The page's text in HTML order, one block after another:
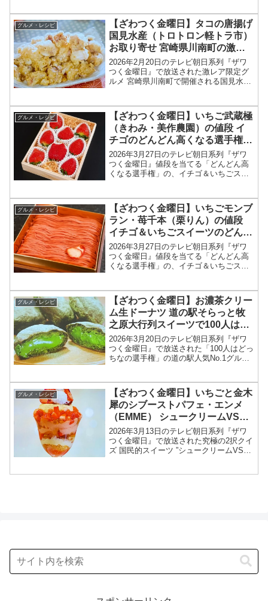
つく金曜日では「どんどん高くなる選手
権」と題して、冬に...
グルメ・レシピ
【ざわつく金曜日】タコの唐揚げ
国見水産（トロトロン軽トラ市）
お取り寄せ 宮崎県川南町の激レ
ア限定グルメお店情報2026年2月
20日
2026年2月20日のテレビ朝日系列『ザワ
つく金曜日』で放送された激レア限定グ
ルメ 宮崎県川南町で開催される国見水産
金曜日では、全国の激レア限定グル獲得
を目指して、高嶋...
グルメ・レシピ
【ざわつく金曜日】いちご武蔵極
（きわみ・美作農園）の値段 イ
チゴのどんどん高くなる選手権
2026年3月27日
2026年3月27日のテレビ朝日系列『ザワ
つく金曜日』値段を当てる「どんどん高
くなる選手権」の、イチゴ＆いちごスイ
ざわつく金曜日では「どんどん高くなる
選手権」と題して...
グルメ・レシピ
【ざわつく金曜日】いちごモンブ
ラン・苺千本（栗りん）の値段
イチゴ＆いちごスイーツのどんど
ん高くなる選手権2026年3月27日
2026年3月27日のテレビ朝日系列『ザワ
つく金曜日』値段を当てる「どんどん高
くなる選手権」の、イチゴ＆いちごスイ
つく金曜日では「どんどん高くなる選手
権」と題して、イチ...
グルメ・レシピ
【ざわつく金曜日】お濃茶クリー
ム生ドーナツ 道の駅そらっと牧
之原大行列スイーツで100人はど
っちなの選手権2026年3月20日
2026年3月20日のテレビ朝日系列『ザワ
つく金曜日』で放送された「100人はどっ
ちなの選手権」の道の駅人気No.1グルメ
ー情報、結果を紹介します！今回のざわ
つく...
グルメ・レシピ
【ざわつく金曜日】いちごと金木
犀のシブーストパフェ・エンメ
（EMME） シュークリームVSい
ちごパフェ究極の2択結果2026年
3月13日
2026年3月13日のテレビ朝日系列『ザワ
つく金曜日』で放送された究極の2択クイ
ズ 国民的スイーツ ”シュークリームVSい